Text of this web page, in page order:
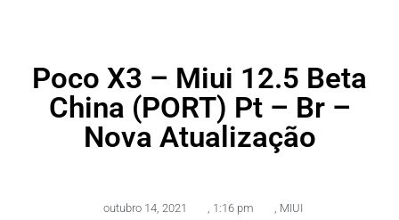
Poco X3 – Miui 12.5 Beta
China (PORT) Pt – Br –
Nova Atualização
outubro 14, 2021 , 1:16 pm , MIUI